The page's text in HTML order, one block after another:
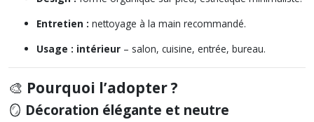
Entretien : nettoyage à la main recommandé.
Usage : intérieur – salon, cuisine, entrée, bureau.
🎨 Pourquoi l’adopter ?
🪞 Décoration élégante et neutre